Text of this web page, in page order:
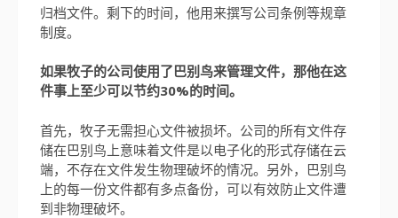
归档文件。剩下的时间，他用来撰写公司条例等规章
制度。
如果牧子的公司使用了巴别鸟来管理文件，那他在这
件事上至少可以节约30%的时间。
首先，牧子无需担心文件被损坏。公司的所有文件存
储在巴别鸟上意味着文件是以电子化的形式存储在云
端，不存在文件发生物理破坏的情况。另外，巴别鸟
上的每一份文件都有多点备份，可以有效防止文件遭
到非物理破坏。